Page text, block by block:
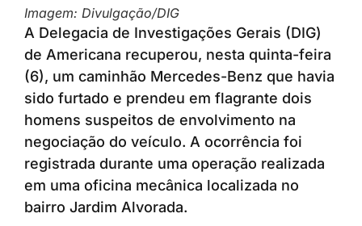
Imagem: Divulgação/DIG
A Delegacia de Investigações Gerais (DIG)
de Americana recuperou, nesta quinta-feira
(6), um caminhão Mercedes-Benz que havia
sido furtado e prendeu em flagrante dois
homens suspeitos de envolvimento na
negociação do veículo. A ocorrência foi
registrada durante uma operação realizada
em uma oficina mecânica localizada no
bairro Jardim Alvorada.